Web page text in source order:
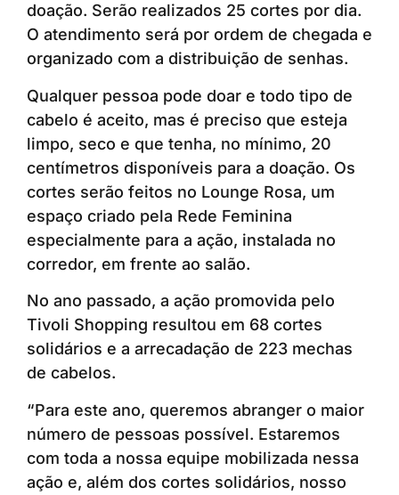
doação. Serão realizados 25 cortes por dia.
O atendimento será por ordem de chegada e
organizado com a distribuição de senhas.
Qualquer pessoa pode doar e todo tipo de
cabelo é aceito, mas é preciso que esteja
limpo, seco e que tenha, no mínimo, 20
centímetros disponíveis para a doação. Os
cortes serão feitos no Lounge Rosa, um
espaço criado pela Rede Feminina
especialmente para a ação, instalada no
corredor, em frente ao salão.
No ano passado, a ação promovida pelo
Tivoli Shopping resultou em 68 cortes
solidários e a arrecadação de 223 mechas
de cabelos.
“Para este ano, queremos abranger o maior
número de pessoas possível. Estaremos
com toda a nossa equipe mobilizada nessa
ação e, além dos cortes solidários, nosso